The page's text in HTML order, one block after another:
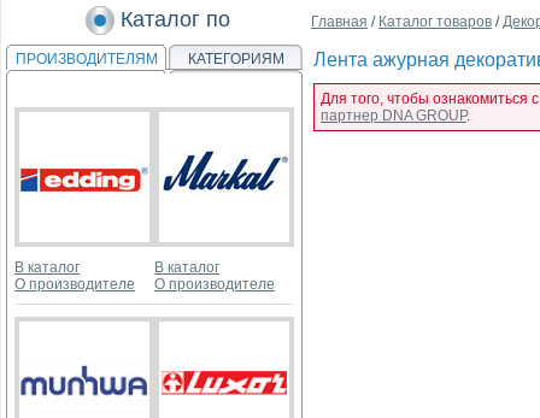
Каталог по
ПРОИЗВОДИТЕЛЯМ КАТЕГОРИЯМ
В каталог
О производителе
В каталог
О производителе
Главная / Каталог товаров /
Лента ажурная
Для того, чтобы
партнер DNA GROUP.